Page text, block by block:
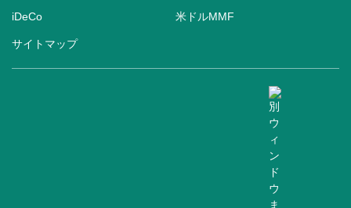
iDeCo 米ドルMMF
サイトマップ